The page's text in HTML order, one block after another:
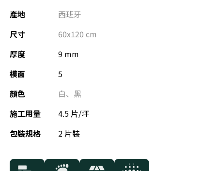
產地
西班牙
尺寸
60x120 cm
厚度
9 mm
模面
5
顏色
白、 黑
施工用量
4.5 片/坪
包裝規格
2 片裝